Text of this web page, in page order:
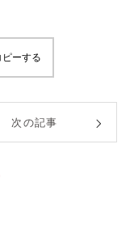
ーする
次の記事